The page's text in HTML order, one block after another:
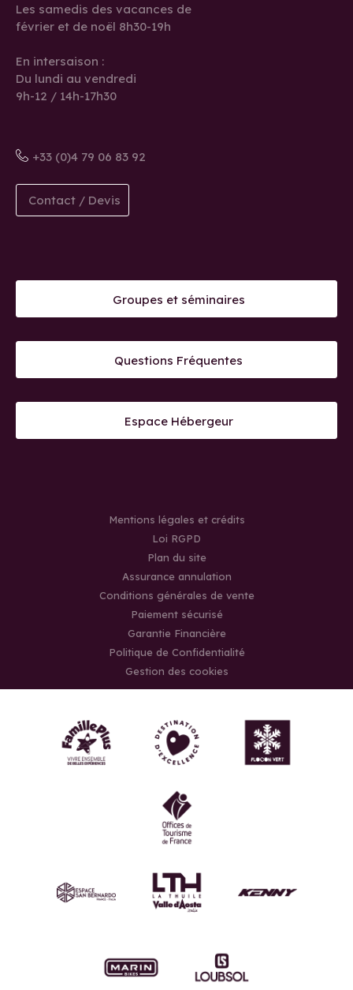
Les samedis des vacances de
février et de noël 8h30-19h
En intersaison :
Du lundi au vendredi
9h-12 / 14h-17h30
+33 (0)4 79 06 83 92
Contact / Devis
Groupes et séminaires
Questions Fréquentes
Espace Hébergeur
Mentions légales et crédits
Loi RGPD
Plan du site
Assurance annulation
Conditions générales de vente
Paiement sécurisé
Garantie Financière
Politique de Confidentialité
Gestion des cookies